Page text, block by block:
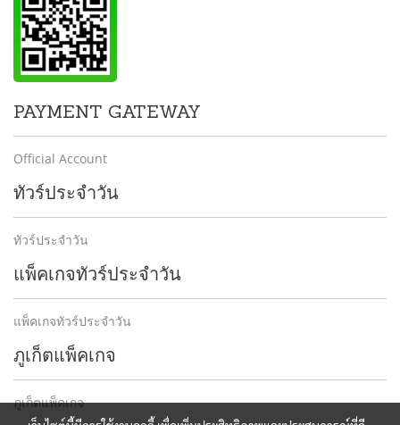
PAYMENT GATEWAY
Official Account
ทัวร์ประจำวัน
ทัวร์ประจำวัน
แพ็คเกจทัวร์ประจำวัน
แพ็คเกจทัวร์ประจำวัน
ภูเก็ตแพ็คเกจ
ภูเก็ตแพ็คเกจ